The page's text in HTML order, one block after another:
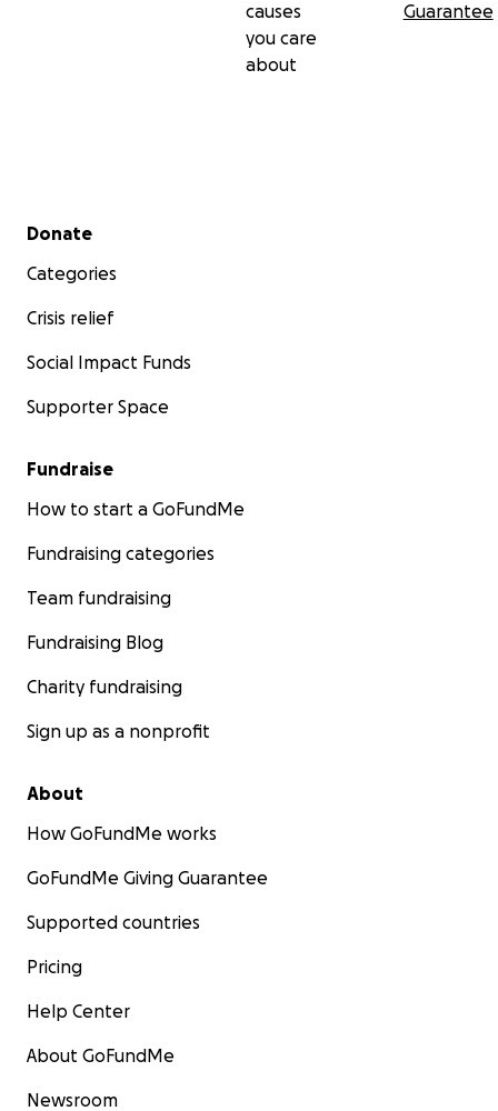
causes
you care
about
Guarantee
Secondary menu
Donate
Categories
Crisis relief
Social Impact Funds
Supporter Space
Fundraise
How to start a GoFundMe
Fundraising categories
Team fundraising
Fundraising Blog
Charity fundraising
Sign up as a nonprofit
About
How GoFundMe works
GoFundMe Giving Guarantee
Supported countries
Pricing
Help Center
About GoFundMe
Newsroom